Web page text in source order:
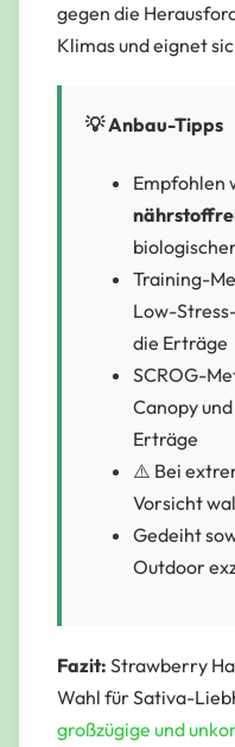
gegen die
Klimas und eignet
💡 Anbau-Tipps
Empfohlen
Training-
Low-
die Erträge
SCROG-
Canopy
Erträge
⚠️ Bei
Vorsicht
Gedeiht
Outdoor
Fazit: Strawberry
Wahl für Sativa-
großzügige und